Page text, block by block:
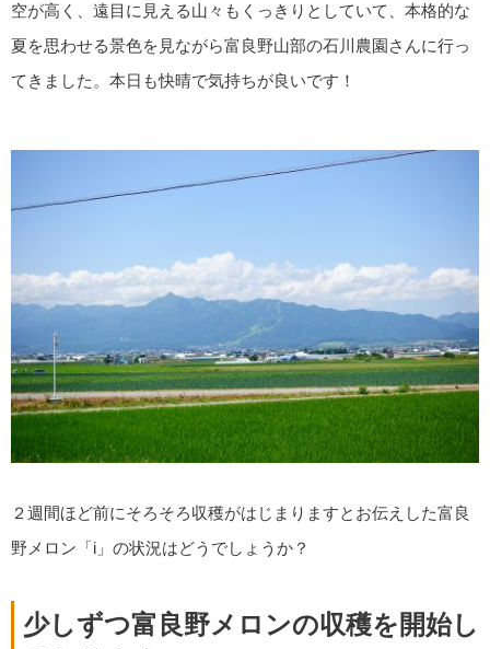
空が高く、遠目に見える山々もくっきりとしていて、本格的な
夏を思わせる景色を見ながら富良野山部の石川農園さんに行っ
てきました。本日も快晴で気持ちが良いです！
２週間ほど前にそろそろ収穫がはじまりますとお伝えした富良
野メロン「i」の状況はどうでしょうか？
少しずつ富良野メロンの収穫を開始し